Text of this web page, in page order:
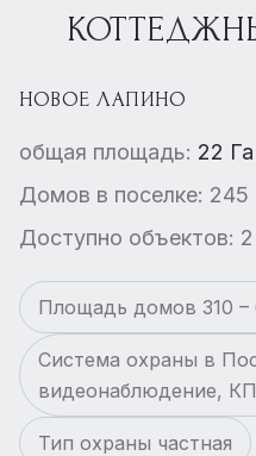
НОВОЕ ЛАПИНО
общая площадь: 22 Га
Домов в поселке: 245
Доступно объектов: 2
Площадь домов 310 –
Система охраны в
видеонаблюдение,
Тип охраны частная